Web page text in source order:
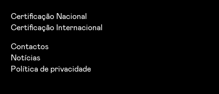
Certificação Nacional
Certificação Internacional
Contactos
Notícias
Política de privacidade